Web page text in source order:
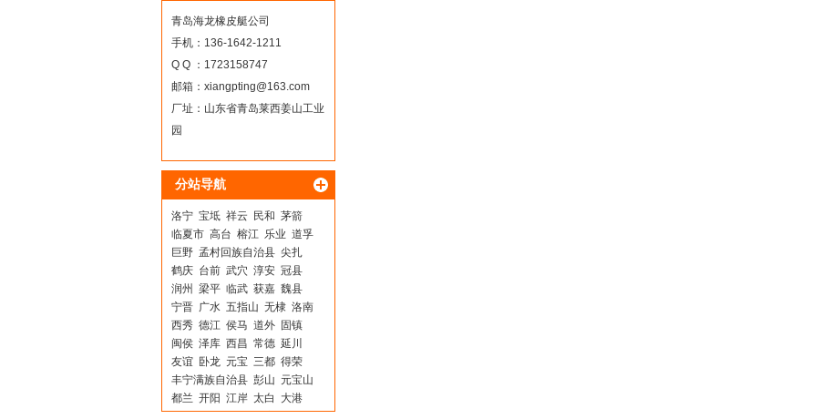
青岛海龙橡皮艇公司
手机：136-1642-1211
Q Q ：1723158747
邮箱： xiangpting@163.com
厂址：山东省青岛莱西姜山工业
园
分站导航
洛宁 宝坻 祥云 民和 茅箭
临夏市 高台 榕江 乐业 道孚
巨野 孟村回族自治县 尖扎
鹤庆 台前 武穴 淳安 冠县
润州 梁平 临武 获嘉 魏县
宁晋 广水 五指山 无棣 洛南
西秀 德江 侯马 道外
固镇
闽侯 泽库 西昌 常德 延川
友谊 卧龙 元宝 三都 得荣
丰宁满族自治县 彭山 元宝山
都兰 开阳 江岸 太白
大港